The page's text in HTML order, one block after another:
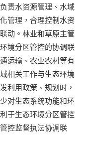
责水资源管理、水域
管理，合理控制水资
动。林业和草原主管
境分区管控的协调联
运输、农业农村等有
相关工作与生态环境
利用政策、规划时，
对生态系统功能和环
于生态环境分区管控
控监督执法协调联